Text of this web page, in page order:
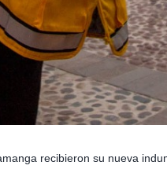
recibieron su nueva